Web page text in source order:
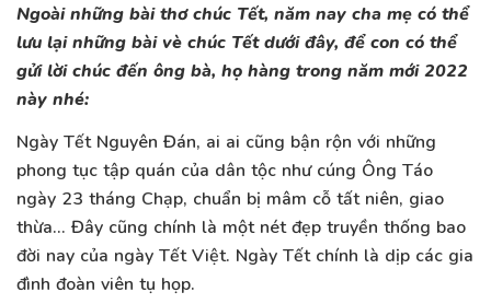
Ngoài những bài thơ chúc Tết, năm nay cha mẹ có thể
lưu lại những bài vè chúc Tết dưới đây, để con có thể
gửi lời chúc đến ông bà, họ hàng trong năm mới 2022
này nhé:
Ngày Tết Nguyên Đán, ai ai cũng bận rộn với những
phong tục tập quán của dân tộc như cúng Ông Táo
ngày 23 tháng Chạp, chuẩn bị mâm cỗ tất niên, giao
thừa... Đây cũng chính là một nét đẹp truyền thống bao
đời nay của ngày Tết Việt. Ngày Tết chính là dịp các gia
đình đoàn viên tụ họp.